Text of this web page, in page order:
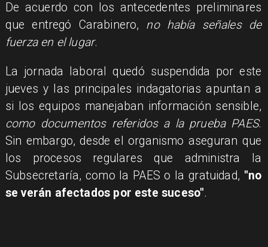
De acuerdo con los antecedentes preliminares
que entregó Carabinero, no había señales de
fuerza en el lugar.
La jornada laboral quedó suspendida por este
jueves y las principales indagatorias apuntan a
si los equipos manejaban información sensible,
como documentos referidos a la prueba PAES.
Sin embargo, desde el organismo aseguran que
los procesos regulares que administra la
Subsecretaría, como la PAES o la gratuidad, "no
se verán afectados por este suceso".